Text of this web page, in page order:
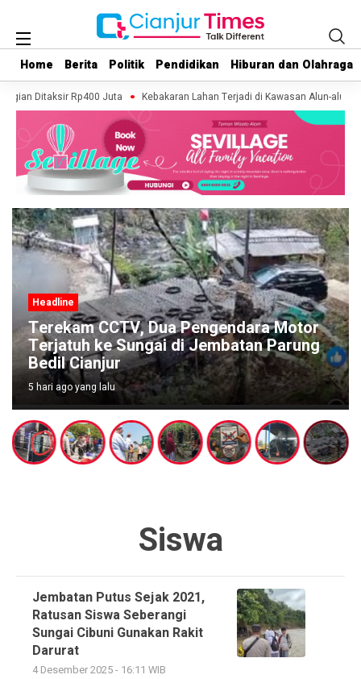
Home Berita Politik Pendidikan Hiburan dan Olahraga
Home Berita Politik Pendidikan Hiburan dan Olahraga
Ditaksir Rp400 Juta Kebakaran Lahan Terjadi di Kawasan Alun-alun
Headline
Diduga Korsleting Listrik, Masjid dan
Madrasah di Sukaluyu Cianjur Terbakar,
Kerugian Ditaksir Rp400 Juta
1 hari ago yang lalu
Siswa
Jembatan Putus Sejak 2021,
Ratusan Siswa Seberangi
Sungai Cibuni Gunakan Rakit
Darurat
4 Desember 2025 - 16:11 WIB